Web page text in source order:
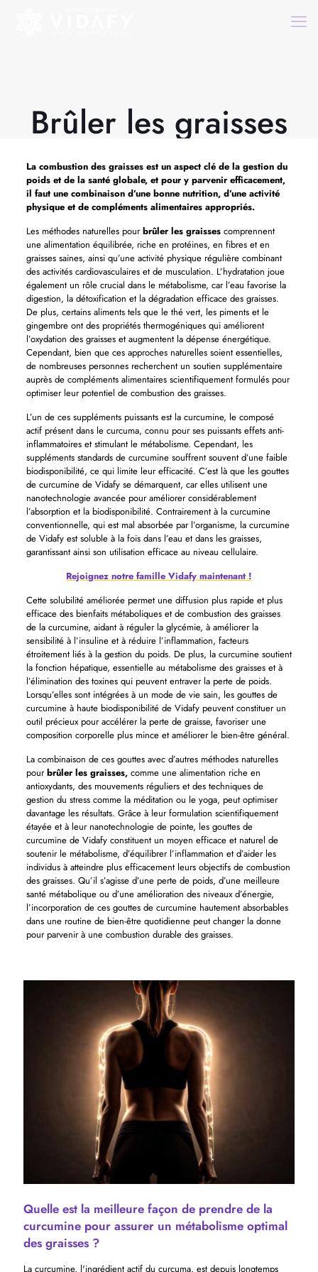
Brûler les graisses
La combustion des graisses est un aspect clé de la gestion du
poids et de la santé globale, et pour y parvenir efficacement,
il faut une combinaison d’une bonne nutrition, d’une activité
physique et de compléments alimentaires appropriés.
Les méthodes naturelles pourbrûler les graissescomprennent
une alimentation équilibrée, riche en protéines, en fibres et en
graisses saines, ainsi qu’une activité physique régulière combinant
des activités cardiovasculaires et de musculation. L’hydratation joue
également un rôle crucial dans le métabolisme, car l’eau favorise la
digestion, la détoxification et la dégradation efficace des graisses.
De plus, certains aliments tels que le thé vert, les piments et le
gingembre ont des propriétés thermogéniques qui améliorent
l’oxydation des graisses et augmentent la dépense énergétique.
Cependant, bien que ces approches naturelles soient essentielles,
de nombreuses personnes recherchent un soutien supplémentaire
auprès de compléments alimentaires scientifiquement formulés pour
optimiser leur potentiel de combustion des graisses.
L’un de ces suppléments puissants est la curcumine, le composé
actif présent dans le curcuma, connu pour ses puissants effets anti-
inflammatoires et stimulant le métabolisme. Cependant, les
suppléments standards de curcumine souffrent souvent d’une faible
biodisponibilité, ce qui limite leur efficacité. C’est là que les gouttes
de curcumine de Vidafy se démarquent, car elles utilisent une
nanotechnologie avancée pour améliorer considérablement
l’absorption et la biodisponibilité. Contrairement à la curcumine
conventionnelle, qui est mal absorbée par l’organisme, la curcumine
de Vidafy est soluble à la fois dans l’eau et dans les graisses,
garantissant ainsi son utilisation efficace au niveau cellulaire.
Rejoignez notre famille Vidafy maintenant !
Cette solubilité améliorée permet une diffusion plus rapide et plus
efficace des bienfaits métaboliques et de combustion des graisses
de la curcumine, aidant à réguler la glycémie, à améliorer la
sensibilité à l’insuline et à réduire l’inflammation, facteurs
étroitement liés à la gestion du poids. De plus, la curcumine soutient
la fonction hépatique, essentielle au métabolisme des graisses et à
l’élimination des toxines qui peuvent entraver la perte de poids.
Lorsqu’elles sont intégrées à un mode de vie sain, les gouttes de
curcumine à haute biodisponibilité de Vidafy peuvent constituer un
outil précieux pour accélérer la perte de graisse, favoriser une
composition corporelle plus mince et améliorer le bien-être général.
La combinaison de ces gouttes avec d’autres méthodes naturelles
pourbrûler les graisses,comme une alimentation riche en
antioxydants, des mouvements réguliers et des techniques de
gestion du stress comme la méditation ou le yoga, peut optimiser
davantage les résultats. Grâce à leur formulation scientifiquement
étayée et à leur nanotechnologie de pointe, les gouttes de
curcumine de Vidafy constituent un moyen efficace et naturel de
soutenir le métabolisme, d’équilibrer l’inflammation et d’aider les
individus à atteindre plus efficacement leurs objectifs de combustion
des graisses. Qu’il s’agisse d’une perte de poids, d’une meilleure
santé métabolique ou d’une amélioration des niveaux d’énergie,
l’incorporation de ces gouttes de curcumine hautement absorbables
dans une routine de bien-être quotidienne peut changer la donne
pour parvenir à une combustion durable des graisses.
Quelle est la meilleure façon de prendre de la
curcumine pour assurer un métabolisme optimal
des graisses ?
La curcumine, l'ingrédient actif du curcuma, est depuis longtemps